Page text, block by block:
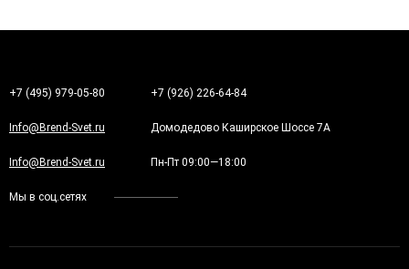
+7 (495) 979-05-80 +7 (926) 226-64-84
Info@Brend-Svet.ru Домодедово Каширское Шоссе 7А
Info@Brend-Svet.ru Пн-Пт 09:00—18:00
Мы в соц.сетях